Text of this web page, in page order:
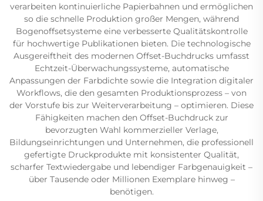
verarbeiten kontinuierliche Papierbahnen und ermöglichen
so die schnelle Produktion großer Mengen, während
Bogenoffsetsysteme eine verbesserte Qualitätskontrolle
für hochwertige Publikationen bieten. Die technologische
Ausgereiftheit des modernen Offset-Buchdrucks umfasst
Echtzeit-Überwachungssysteme, automatische
Anpassungen der Farbdichte sowie die Integration digitaler
Workflows, die den gesamten Produktionsprozess – von
der Vorstufe bis zur Weiterverarbeitung – optimieren. Diese
Fähigkeiten machen den Offset-Buchdruck zur
bevorzugten Wahl kommerzieller Verlage,
Bildungseinrichtungen und Unternehmen, die professionell
gefertigte Druckprodukte mit konsistenter Qualität,
scharfer Textwiedergabe und lebendiger Farbgenauigkeit –
über Tausende oder Millionen Exemplare hinweg –
benötigen.